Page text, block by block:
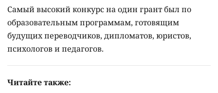
Самый высокий конкурс на один грант был по
образовательным программам, готовящим
будущих переводчиков, дипломатов, юристов,
психологов и педагогов.
Читайте также: